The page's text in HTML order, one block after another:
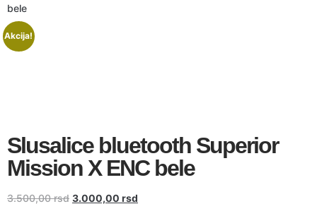
bele
Akcija!
Slusalice bluetooth Superior
Mission X ENC bele
3.500,00rsd 3.000,00 rsd